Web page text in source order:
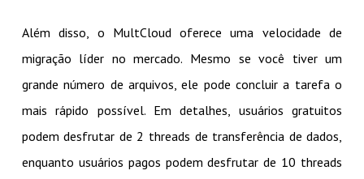
Além disso, o MultCloud oferece uma velocidade de
migração líder no mercado. Mesmo se você tiver um
grande número de arquivos, ele pode concluir a tarefa o
mais rápido possível. Em detalhes, usuários gratuitos
podem desfrutar de 2 threads de transferência de dados,
enquanto usuários pagos podem desfrutar de 10 threads